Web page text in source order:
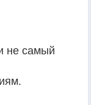
не самый